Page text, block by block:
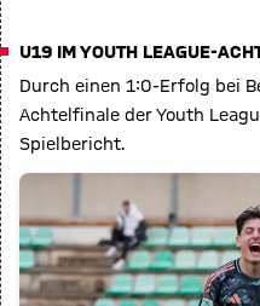
U19 IM YOUTH LEAGUE-
Durch einen 1:0-Erfolg bei
Achtelfinale der Youth
Spielbericht.